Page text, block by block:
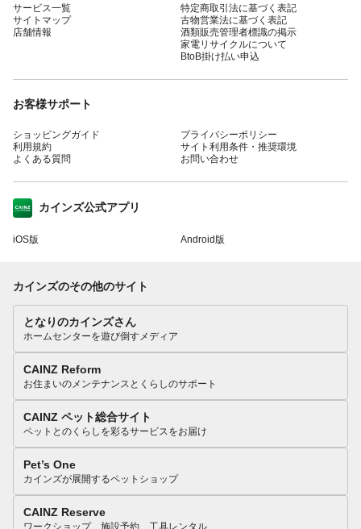
サービス一覧
サイトマップ
店舗情報
特定商取引法に基づく表記
古物営業法に基づく表記
酒類販売管理者標識の掲示
家電リサイクルについて
BtoB掛け払い申込
お客様サポート
ショッピングガイド
利用規約
よくある質問
プライバシーポリシー
サイト利用条件・推奨環境
お問い合わせ
カインズ公式アプリ
iOS版 Android版
カインズのその他のサイト
となりのカインズさん
ホームセンターを遊び倒すメディア
CAINZ Reform
お住まいのメンテナンスとくらしのサポート
CAINZ ペット総合サイト
ペットとのくらしを彩るサービスをお届け
Pet’s One
カインズが展開するペットショップ
CAINZ Reserve